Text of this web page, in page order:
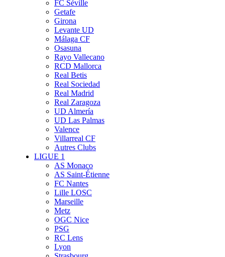
FC Séville
Getafe
Girona
Levante UD
Málaga CF
Osasuna
Rayo Vallecano
RCD Mallorca
Real Betis
Real Sociedad
Real Madrid
Real Zaragoza
UD Almería
UD Las Palmas
Valence
Villarreal CF
Autres Clubs
LIGUE 1
AS Monaco
AS Saint-Étienne
FC Nantes
Lille LOSC
Marseille
Metz
OGC Nice
PSG
RC Lens
Lyon